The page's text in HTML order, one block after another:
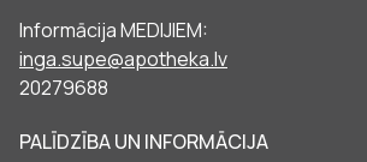
Informācija MEDIJIEM:
inga.supe@apotheka.lv
20279688
PALĪDZĪBA UN INFORMĀCIJA